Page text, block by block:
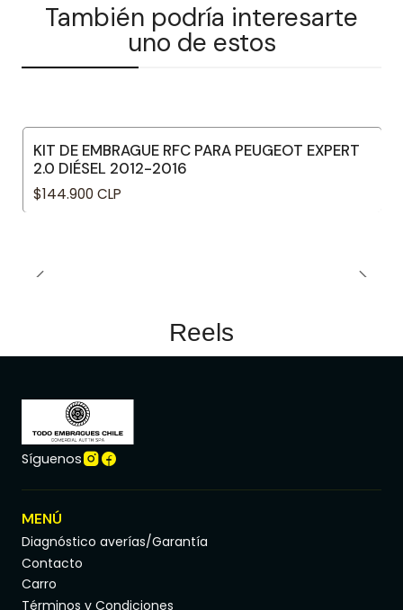
También podría interesarte
uno de estos
KIT DE EMBRAGUE RFC PARA PEUGEOT EXPERT
2.0 DIÉSEL 2012-2016
$144.900 CLP
Reels
Síguenos
MENÚ
Diagnóstico averías/Garantía
Contacto
Carro
Términos y Condiciones